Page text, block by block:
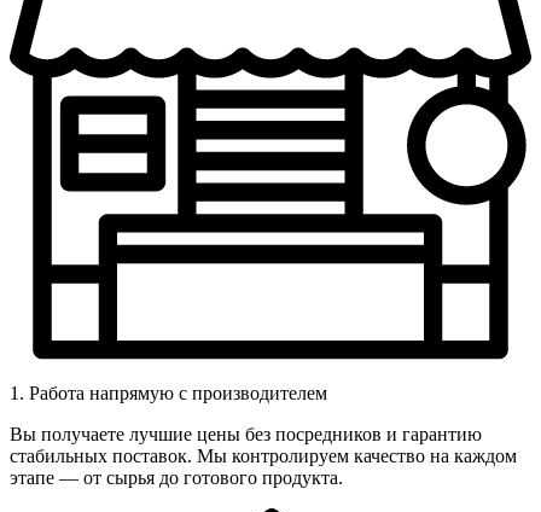
1. Работа напрямую с производителем
Вы получаете лучшие цены без посредников и гарантию
стабильных поставок. Мы контролируем качество на каждом
этапе — от сырья до готового продукта.